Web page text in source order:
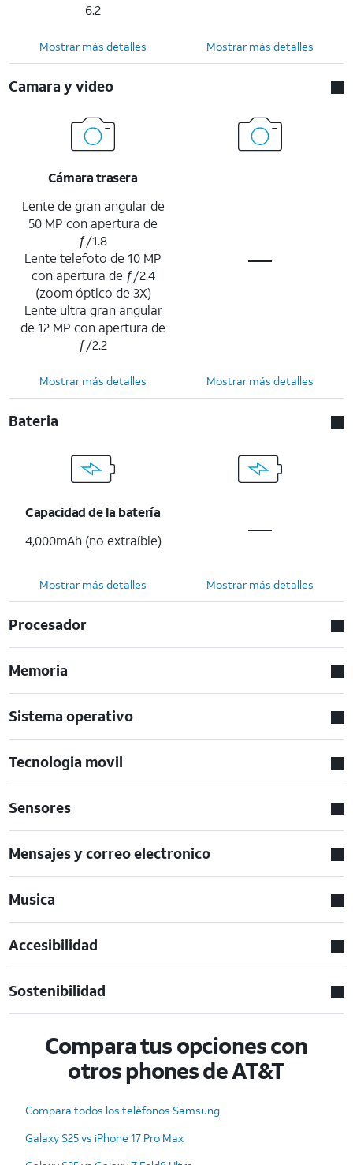
6.2
Mostrar más detalles Mostrar más detalles
Camara y video
Cámara trasera
Lente de gran angular de
50 MP con apertura de
ƒ/1.8
Lente telefoto de 10 MP
con apertura de ƒ/2.4
(zoom óptico de 3X)
Lente ultra gran angular
de 12 MP con apertura de
ƒ/2.2
Mostrar más detalles Mostrar más detalles
Bateria
Capacidad de la batería
4,000mAh (no extraíble)
Mostrar más detalles Mostrar más detalles
Procesador
Memoria
Sistema operativo
Tecnologia movil
Sensores
Mensajes y correo electronico
Musica
Accesibilidad
Sostenibilidad
Compara tus opciones con
otros phones de AT&T
Compara todos los teléfonos Samsung
Galaxy S25 vs iPhone 17 Pro Max